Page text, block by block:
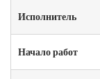
Исполнитель
Начало работ